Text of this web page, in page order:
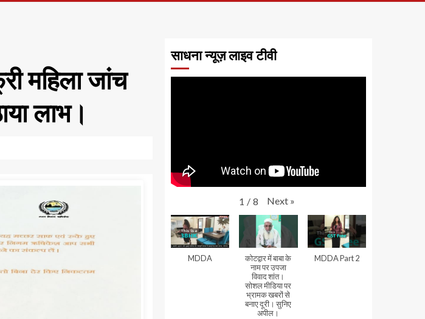
महिला जांच
लाभ।
साधना न्यूज़ लाइव टीवी
1 / 8 Next »
MDDA
कोटद्वार में बाबा के
नाम पर उपजा
विवाद शांत।
सोशल मीडिया पर
भ्रामक खबरों से
बनाए दूरी। सुनिए
अपील।
MDDA Part 2